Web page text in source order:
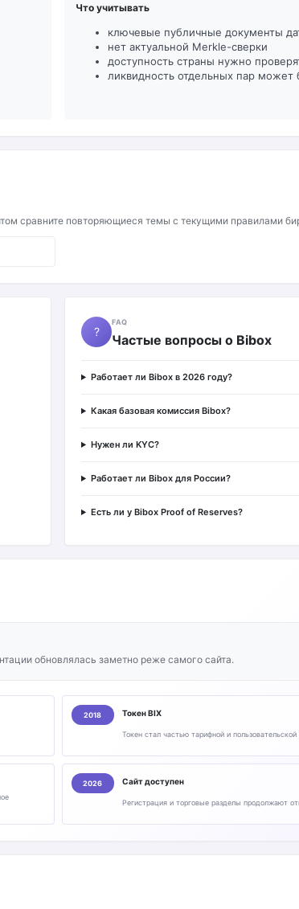
Что учитывать
ключевые публичные документы
нет актуальной Merkle-сверки
доступность страны нужно
ликвидность отдельных пар может
сравните повторяющиеся темы с текущими правилами
?
FAQ
Частые вопросы о Bibox
Работает ли Bibox в 2026 году?
Какая базовая комиссия Bibox?
Нужен ли KYC?
Работает ли Bibox для России?
Есть ли у Bibox Proof of Reserves?
обновлялась заметно реже самого сайта.
2018 Токен BIX
Токен стал частью тарифной и пользовательской
2026 Сайт доступен
Регистрация и торговые разделы продолжают